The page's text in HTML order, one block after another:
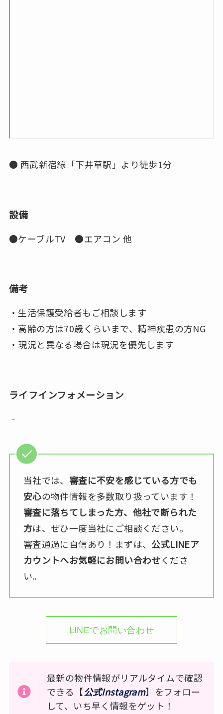
● 西武新宿線「下井草駅」より徒歩1分
設備
●ケーブルTV ●エアコン 他
備考
・生活保護受給者もご相談します
・高齢の方は70歳くらいまで、精神疾患の方NG
・現況と異なる場合は現況を優先します
ライフインフォメーション
‐
当社では、 審査に不安を感じている方でも
安心の物件情報を多数取り扱っています！
審査に落ちてしまった方、他社で断られた
方は、ぜひ一度当社にご相談ください。
審査通過に自信あり！まずは、 公式LINEア
カウントへお気軽にお問い合わせくださ
い。
LINEでお問い合わせ
最新の物件情報がリアルタイムで確認
できる【公式Instagram】をフォロー
して、いち早く情報をゲット！